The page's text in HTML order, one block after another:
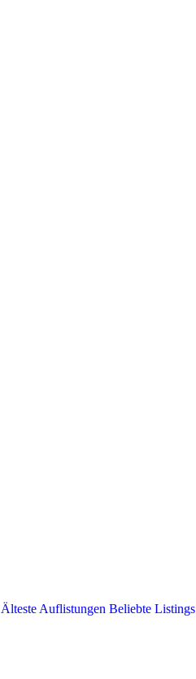
Älteste Auflistungen Beliebte Listings